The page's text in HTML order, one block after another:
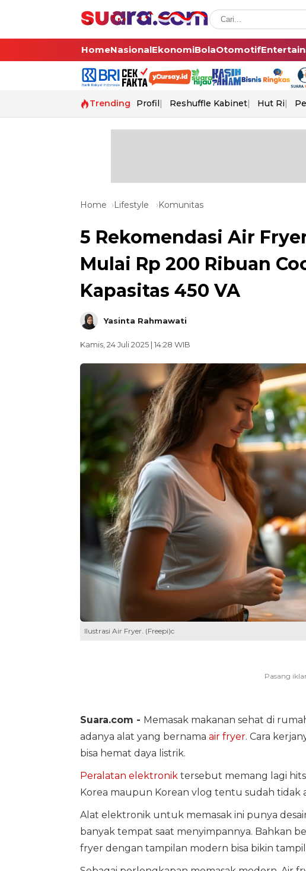
HomeNasionalEkonomiBolaOtomotif
Trending Profil Reshuffle Kabinet Hut Ri
Home Lifestyle Komunitas
5 Rekomendasi Air
Mulai Rp 200 Ribuan
Kapasitas 450 VA
Yasinta Rahmawati
Kamis, 24 Juli 2025 | 14:28 WIB
Ilustrasi Air Fryer. (Freepi)c
Suara.com - Memasak makanan sehat di
adanya alat yang bernama air fryer. Cara
bisa hemat daya listrik.
Peralatan elektronik tersebut memang lagi
Korea maupun Korean vlog tentu sudah tidak
Alat elektronik untuk memasak ini punya
banyak tempat saat menyimpannya. Bahkan
fryer dengan tampilan modern bisa bikin